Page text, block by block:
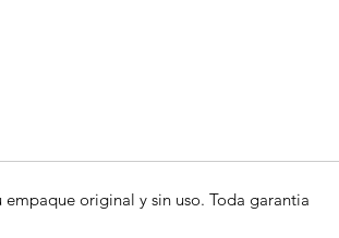
original y sin uso. Toda garantia